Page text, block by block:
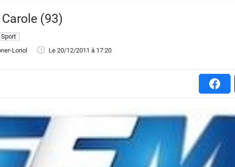
(93)
Sport
Loriol
Le 20/12/2011 à 17:20